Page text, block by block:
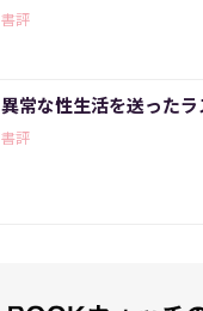
書評
異常な性生活を送った
書評